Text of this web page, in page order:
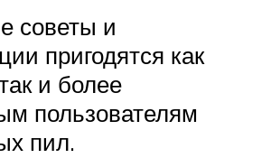
советы и
пригодятся как
и более
пользователям
пил.